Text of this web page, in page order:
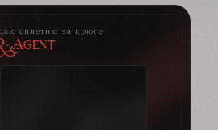
сплетню за крюге
Agent